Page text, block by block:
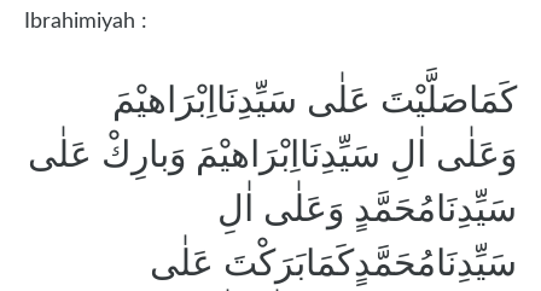
Ibrahimiyah :
كَمَاصَلَّيْتَ عَلٰى سَيِّدِنَااِبْرَاهيْمَ
وَعَلٰى اٰلِ سَيِّدِنَااِبْرَاهيْمَ وَبارِكْ عَلٰى
سَيِّدِنَامُحَمَّدٍ وَعَلٰى اٰلِ
سَيِّدِنَامُحَمَّدٍكَمَابَرَكْتَ عَلٰى